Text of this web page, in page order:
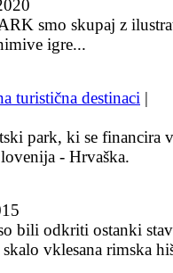
smo skupaj z
igre...
turistična destinaci |
park, ki se financira
- Hrvaška.
bili odkriti ostanki
vklesana rimska